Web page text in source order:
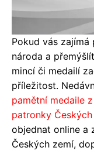
Pokud vás zajímá
národa a
mincí či medailí
příležitost.
pamětní medaile
patronky Českých
objednat online a
Českých zemí,